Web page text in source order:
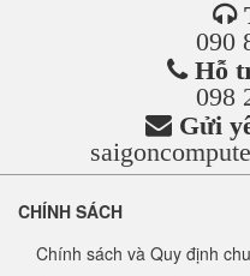
090
Hỗ
098
Gửi
CHÍNH SÁCH
Chính sách và Quy định